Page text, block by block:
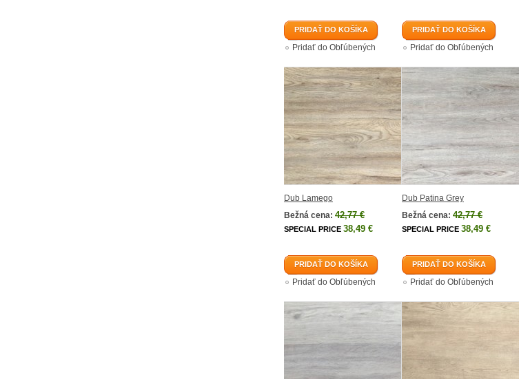
PRIDAŤ DO KOŠÍKA
Pridať do Obľúbených
PRIDAŤ DO KOŠÍKA
Pridať do Obľúbených
Dub Lamego
Bežná cena: 42,77 €
SPECIAL PRICE 38,49 €
PRIDAŤ DO KOŠÍKA
Pridať do Obľúbených
Dub Patina Grey
Bežná cena: 42,77 €
SPECIAL PRICE 38,49 €
PRIDAŤ DO KOŠÍKA
Pridať do Obľúbených